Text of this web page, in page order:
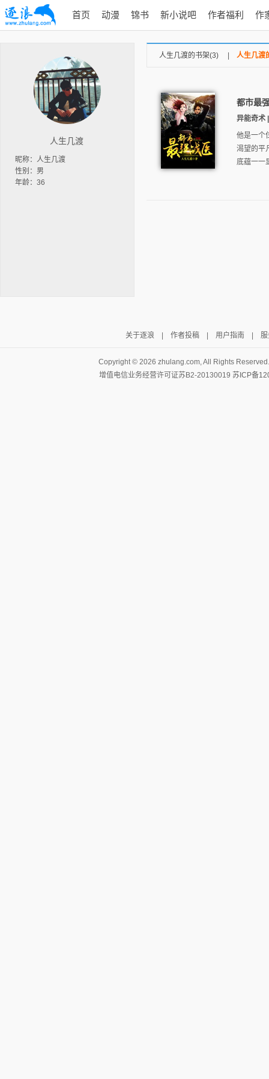
首页 动漫 锦书 新小说吧 作者福利 作
人生几渡
昵称：人生几渡
性别：男
年龄：36
人生几渡的书架(3) 人生几渡
都市最
异能奇术
他是一个
渴望的平
底蕴一一
关于逐浪 作者投稿| 用户指南 服
Copyright © 2026 zhulang.com, All Rights
增值电信业务经营许可证苏B2-20130019 苏ICP备